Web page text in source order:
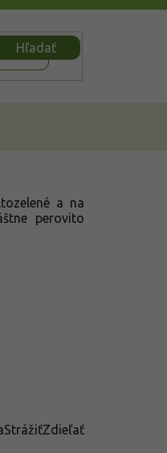
Hľadať
a na
perovito
StrážiťZdieľať